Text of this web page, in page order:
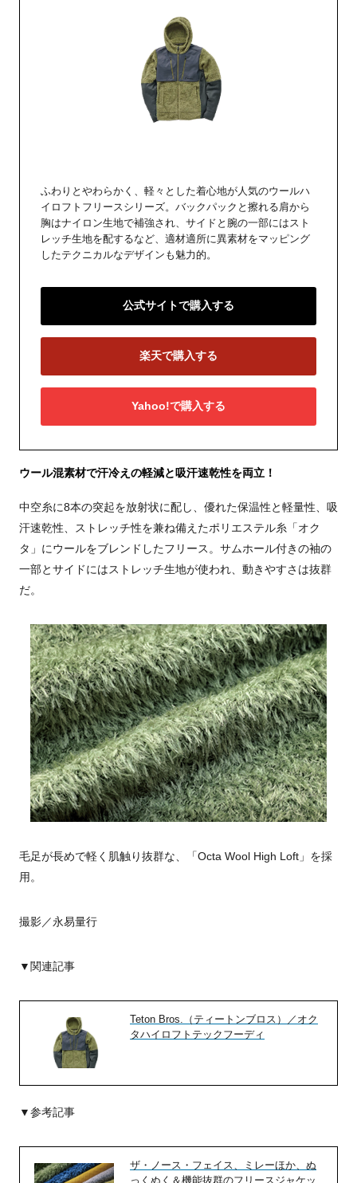
ふわりとやわらかく、軽々とした着心地が人気のウールハ
イロフトフリースシリーズ。バックパックと擦れる肩から
胸はナイロン生地で補強され、サイドと腕の一部にはスト
レッチ生地を配するなど、適材適所に異素材をマッピング
したテクニカルなデザインも魅力的。
公式サイトで購入する
楽天で購入する
Yahoo!で購入する
ウール混素材で汗冷えの軽減と吸汗速乾性を両立！
中空糸に8本の突起を放射状に配し、優れた保温性と軽量性、吸
汗速乾性、ストレッチ性を兼ね備えたポリエステル糸「オク
タ」にウールをブレンドしたフリース。サムホール付きの袖の
一部とサイドにはストレッチ生地が使われ、動きやすさは抜群
だ。
毛足が長めで軽く肌触り抜群な、「Octa Wool High Loft」を採
用。
撮影／永易量行
▼関連記事
Teton Bros.（ティートンブロス）／オク
タハイロフトテックフーディ
▼参考記事
ザ・ノース・フェイス、ミレーほか、ぬ
っくぬく＆機能抜群のフリースジャケッ